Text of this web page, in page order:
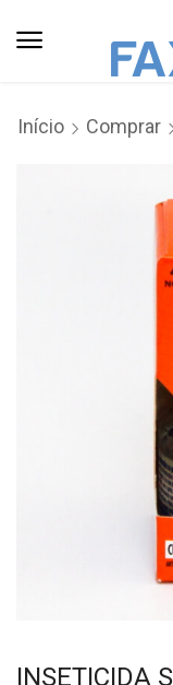
Início Comprar
INSETICIDA